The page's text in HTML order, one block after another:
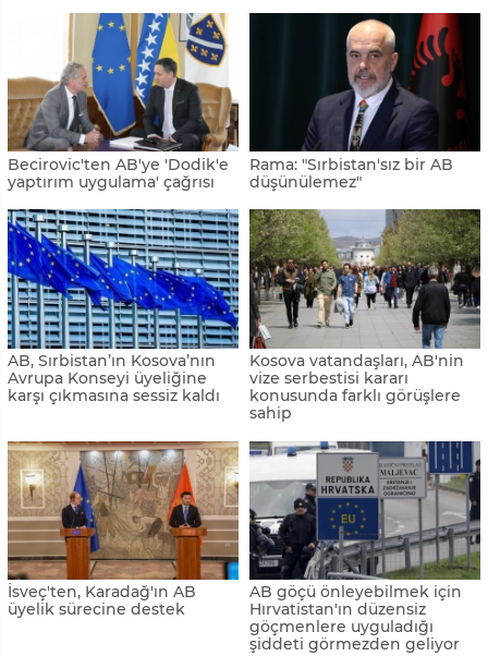
Becirovic'ten AB'ye 'Dodik'e
yaptırım uygulama' çağrısı
Rama: "Sırbistan'sız bir AB
düşünülemez"
AB, Sırbistan’ın Kosova’nın
Avrupa Konseyi üyeliğine
karşı çıkmasına sessiz kaldı
Kosova vatandaşları, AB'nin
vize serbestisi kararı
konusunda farklı görüşlere
sahip
İsveç'ten, Karadağ'ın AB
üyelik sürecine destek
AB göçü önleyebilmek için
Hırvatistan'ın düzensiz
göçmenlere uyguladığı
şiddeti görmezden geliyor